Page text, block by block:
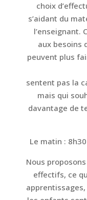
choix
s’aidant du
l’enseignant.
aux besoins
peuvent plus
sentent pas la
mais qui
davantage de
Le matin :
Nous
effectifs, ce